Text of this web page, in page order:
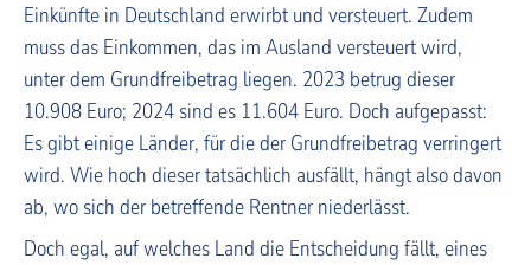
Einkünfte in Deutschland erwirbt und versteuert. Zudem
muss das Einkommen, das im Ausland versteuert wird,
unter dem Grundfreibetrag liegen. 2023 betrug dieser
10.908 Euro; 2024 sind es 11.604 Euro. Doch aufgepasst:
Es gibt einige Länder, für die der Grundfreibetrag verringert
wird. Wie hoch dieser tatsächlich ausfällt, hängt also davon
ab, wo sich der betreffende Rentner niederlässt.
Doch egal, auf welches Land die Entscheidung fällt, eines